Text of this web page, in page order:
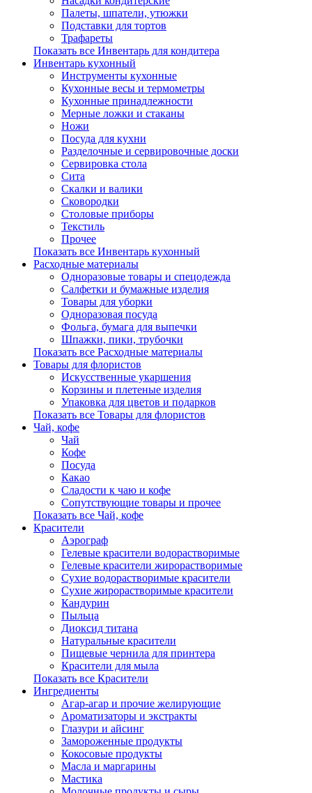
Палеты, шпатели, утюжки
Подставки для тортов
Трафареты
Показать все Инвентарь для кондитера
Инвентарь кухонный
Инструменты кухонные
Кухонные весы и термометры
Кухонные принадлежности
Мерные ложки и стаканы
Ножи
Посуда для кухни
Разделочные и сервировочные доски
Сервировка стола
Сита
Скалки и валики
Сковородки
Столовые приборы
Текстиль
Прочее
Показать все Инвентарь кухонный
Расходные материалы
Одноразовые товары и спецодежда
Салфетки и бумажные изделия
Товары для уборки
Одноразовая посуда
Фольга, бумага для выпечки
Шпажки, пики, трубочки
Показать все Расходные материалы
Товары для флористов
Искусственные укаршения
Корзины и плетеные изделия
Упаковка для цветов и подарков
Показать все Товары для флористов
Чай, кофе
Чай
Кофе
Посуда
Какао
Сладости к чаю и кофе
Сопутствующие товары и прочее
Показать все Чай, кофе
Красители
Аэрограф
Гелевые красители водорастворимые
Гелевые красители жирорастворимые
Сухие водорастворимые красители
Сухие жирорастворимые красители
Кандурин
Пыльца
Диоксид титана
Натуральные красители
Пищевые чернила для принтера
Красители для мыла
Показать все Красители
Ингредиенты
Агар-агар и прочие желирующие
Ароматизаторы и экстракты
Глазури и айсинг
Замороженные продукты
Кокосовые продукты
Масла и маргарины
Мастика